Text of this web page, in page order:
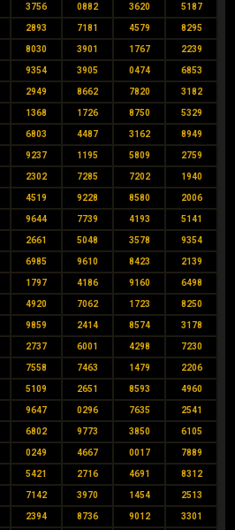
3756 0882 3620 5187
2893 7181 4579 8295
8030 3901 1767 2239
9354 3905 0474 6853
2949 8662 7820 3182
1368 1726 8750 5329
6803 4487 3162 8949
9237 1195 5809 2759
2302 7285 7202 1940
4519 9228 8580 2006
9644 7739 4193 5141
2661 5048 3578 9354
6985 9610 8423 2139
1797 4186 9160 6498
4920 7062 1723 8250
9859 2414 8574 3178
2737 6001 4298 7230
7558 7463 1479 2206
5109 2651 8593 4960
9647 0296 7635 2541
6802 9773 3850 6105
0249 4667 0017 7889
5421 2716 4691 8312
7142 3970 1454 2513
2394 8736 9012 3301